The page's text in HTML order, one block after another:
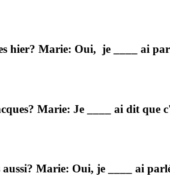
hier? Marie: Oui, je ____ ai
Marie: Je ____ ai dit que
Marie: Oui, je ____ ai